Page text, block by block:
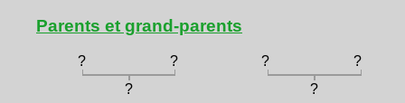
Parents et grand-parents
? ? ?
?
?
?